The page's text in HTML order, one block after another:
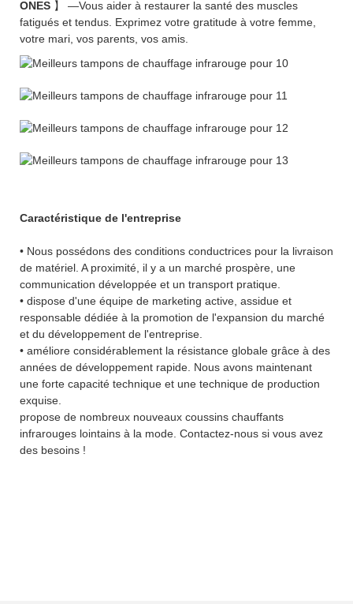
ONES 】 —Vous aider à restaurer la santé des muscles
fatigués et tendus. Exprimez votre gratitude à votre femme,
votre mari, vos parents, vos amis.
Caractéristique de l'entreprise
• Nous possédons des conditions conductrices pour la livraison
de matériel. A proximité, il y a un marché prospère, une
communication développée et un transport pratique.
• dispose d'une équipe de marketing active, assidue et
responsable dédiée à la promotion de l'expansion du marché
et du développement de l'entreprise.
• améliore considérablement la résistance globale grâce à des
années de développement rapide. Nous avons maintenant
une forte capacité technique et une technique de production
exquise.
propose de nombreux nouveaux coussins chauffants
infrarouges lointains à la mode. Contactez-nous si vous avez
des besoins !